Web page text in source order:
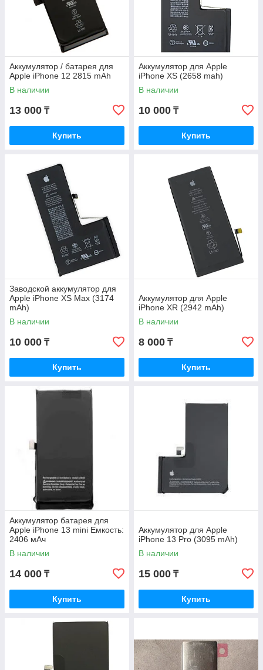
Аккумулятор / батарея для
Apple iPhone 12 2815 mAh
В наличии
13 000 ₸
Купить
Аккумулятор для Apple
iPhone XS (2658 mah)
В наличии
10 000 ₸
Купить
Заводской аккумулятор для
Apple iPhone XS Max (3174
mAh)
В наличии
10 000 ₸
Купить
Аккумулятор для Apple
iPhone XR (2942 mAh)
В наличии
8 000 ₸
Купить
Аккумулятор батарея для
Apple iPhone 13 mini Емкость:
2406 мАч
В наличии
14 000 ₸
Купить
Аккумулятор для Apple
iPhone 13 Pro (3095 mAh)
В наличии
15 000 ₸
Купить